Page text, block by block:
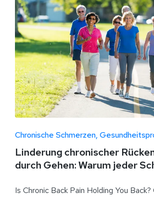
Chronische Schmerzen
Linderung chronischer
durch Gehen: Warum jeder
Is Chronic Back Pain Holding You Back?